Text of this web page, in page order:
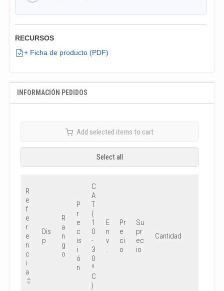
RECURSOS
+ Ficha de producto (PDF)
INFORMACIÓN PEDIDOS
Add selected items to cart
Select all
R
e
f
e
r
e
n
c
i
a
Dis
p
R
a
n
g
o
P
r
e
c
is
i
ó
n
C
A
T
(
1
0
-
3
0
º
C
)
E
n
v
.
Pr
e
ci
o
Su
pr
ec
io
Cantidad